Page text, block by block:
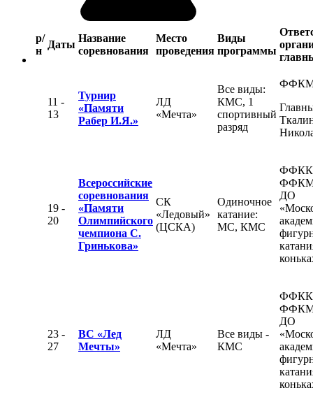
р/
н
Даты
Название
соревнования
Место
проведения
Виды
программы
11 -
13
Турнир
«Памяти
Рабер И.Я.»
ЛД
«Мечта»
Все виды:
КМС, 1
спортивный
разряд
19 -
20
Всероссийские
соревнования
«Памяти
Олимпийского
чемпиона С.
Гринькова»
СК
«Ледовый»
(ЦСКА)
Одиночное
катание:
МС, КМС
ДО
23 -
27
ВС «Лед
Мечты»
ЛД
«Мечта»
Все виды -
КМС
ДО